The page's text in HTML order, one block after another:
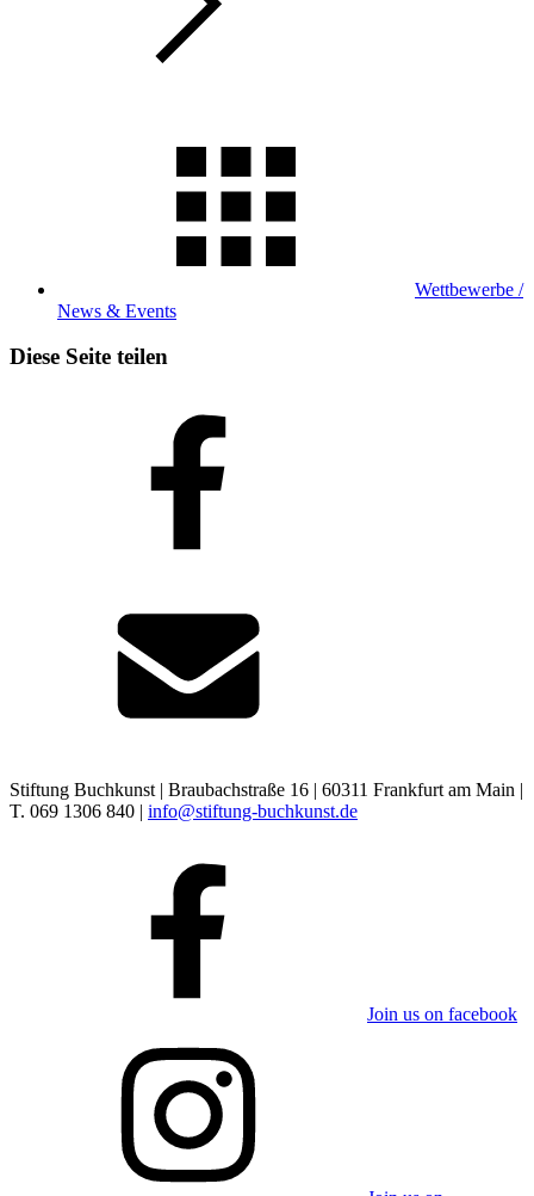
Wettbewerbe /
News & Events
Diese Seite teilen
Stiftung Buchkunst | Braubachstraße 16 | 60311 Frankfurt am Main |
T. 069 1306 840 | info@stiftung-buchkunst.de
Join us on facebook